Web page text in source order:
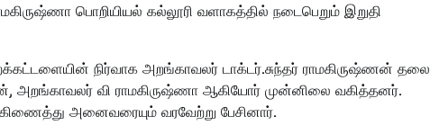
பொறியியல் கல்லூரி வளாகத்தில் நடைபெறும் இறுதி
நிர்வாக அறங்காவலர் டாக்டர்.சுந்தர் ராமகிருஷ்ணன்
அறங்காவலர் வி ராமகிருஷ்ணா ஆகியோர் முன்னிலை வகித்தனர்.
அனைவரையும் வரவேற்று பேசினார்.